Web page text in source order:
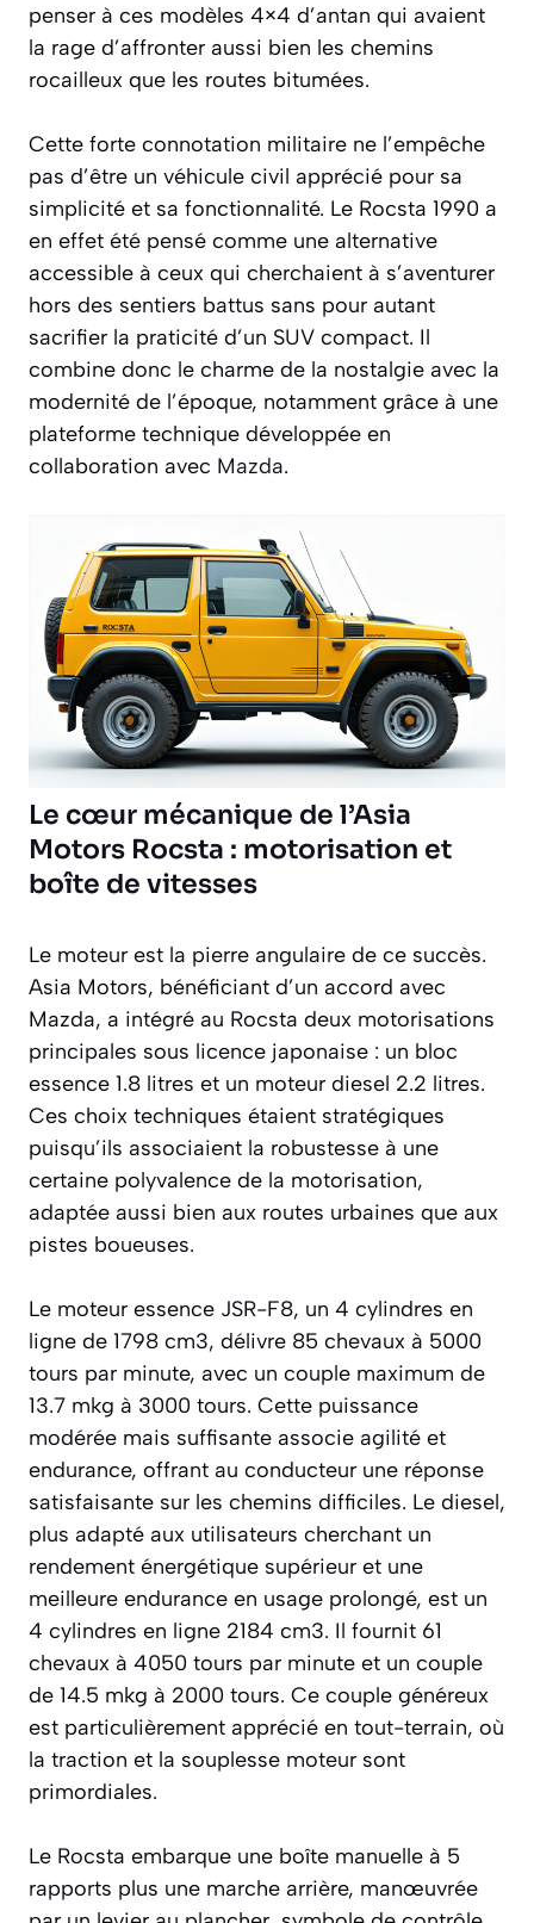
penser à ces modèles 4×4 d’antan qui avaient
la rage d’affronter aussi bien les chemins
rocailleux que les routes bitumées.
Cette forte connotation militaire ne l’empêche
pas d’être un véhicule civil apprécié pour sa
simplicité et sa fonctionnalité. Le Rocsta 1990 a
en effet été pensé comme une alternative
accessible à ceux qui cherchaient à s’aventurer
hors des sentiers battus sans pour autant
sacrifier la praticité d’un SUV compact. Il
combine donc le charme de la nostalgie avec la
modernité de l’époque, notamment grâce à une
plateforme technique développée en
collaboration avec Mazda.
Le cœur mécanique de l’Asia
Motors Rocsta : motorisation et
boîte de vitesses
Le moteur est la pierre angulaire de ce succès.
Asia Motors, bénéficiant d’un accord avec
Mazda, a intégré au Rocsta deux motorisations
principales sous licence japonaise : un bloc
essence 1.8 litres et un moteur diesel 2.2 litres.
Ces choix techniques étaient stratégiques
puisqu’ils associaient la robustesse à une
certaine polyvalence de la motorisation,
adaptée aussi bien aux routes urbaines que aux
pistes boueuses.
Le moteur essence JSR-F8, un 4 cylindres en
ligne de 1798 cm3, délivre 85 chevaux à 5000
tours par minute, avec un couple maximum de
13.7 mkg à 3000 tours. Cette puissance
modérée mais suffisante associe agilité et
endurance, offrant au conducteur une réponse
satisfaisante sur les chemins difficiles. Le diesel,
plus adapté aux utilisateurs cherchant un
rendement énergétique supérieur et une
meilleure endurance en usage prolongé, est un
4 cylindres en ligne 2184 cm3. Il fournit 61
chevaux à 4050 tours par minute et un couple
de 14.5 mkg à 2000 tours. Ce couple généreux
est particulièrement apprécié en tout-terrain, où
la traction et la souplesse moteur sont
primordiales.
Le Rocsta embarque une boîte manuelle à 5
rapports plus une marche arrière, manœuvrée